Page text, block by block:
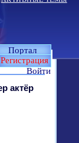
Портал
Регистрация
Войти
.
актёр